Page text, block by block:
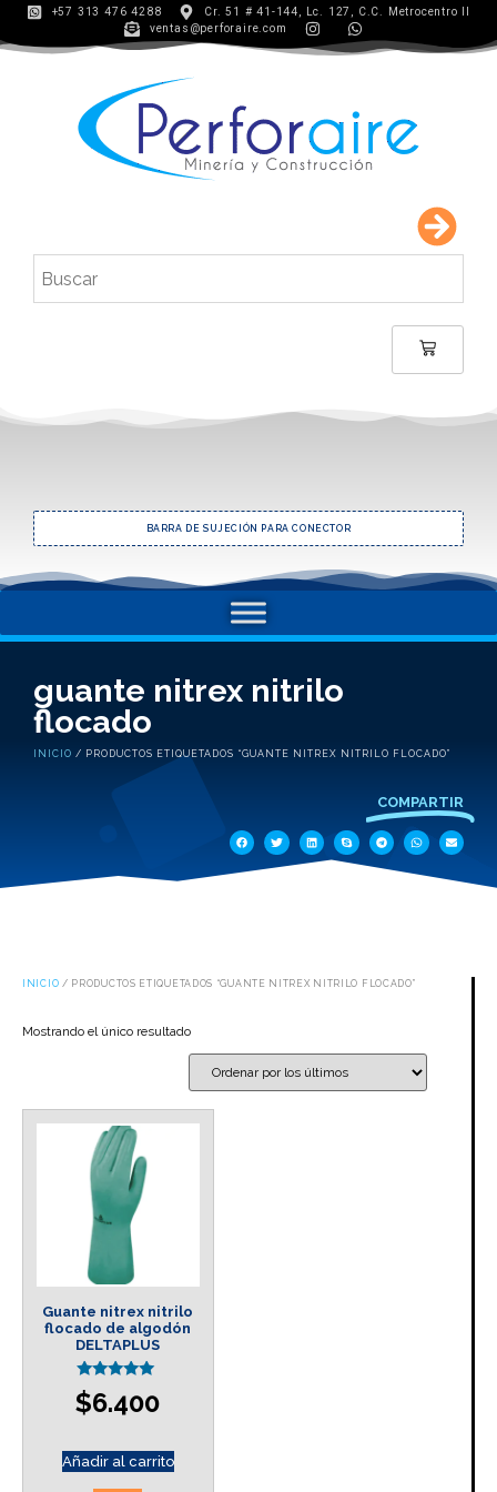
+57 313 476 4288
Cr. 51 # 41-144, Lc. 127, C.C. Metrocentro II
ventas@perforaire.com
BARRA DE SUJECIÓN PARA CONECTOR
guante nitrex nitrilo
flocado
INICIO / PRODUCTOS ETIQUETADOS “GUANTE NITREX NITRILO FLOCADO”
COMPARTIR
INICIO / PRODUCTOS ETIQUETADOS “GUANTE NITREX NITRILO FLOCADO”
Mostrando el único resultado
Guante nitrex nitrilo
flocado de algodón
DELTAPLUS
Valorado en
5.00
de 5
$6.400
Añadir al carrito